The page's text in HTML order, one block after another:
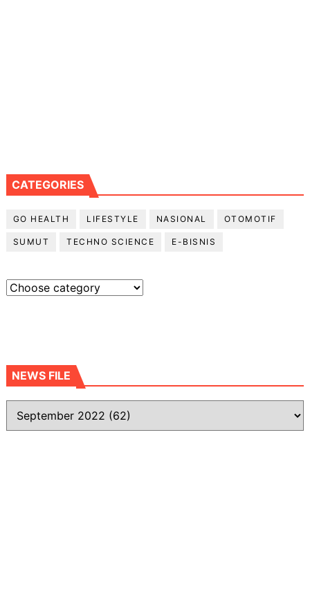
CATEGORIES
GO HEALTH LIFESTYLE NASIONAL OTOMOTIF
SUMUT TECHNO SCIENCE E-BISNIS
NEWS FILE